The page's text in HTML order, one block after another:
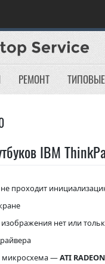
РЕМОНТ
IBM
проходит
изображения нет или
микросхема —ATI